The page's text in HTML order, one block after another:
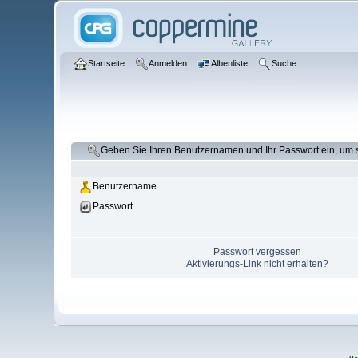
Startseite Anmelden Albenliste Suche
Geben Sie Ihren Benutzernamen und Ihr Passwort ein, um
Benutzername
Passwort
Passwort vergessen
Aktivierungs-Link nicht erhalten?